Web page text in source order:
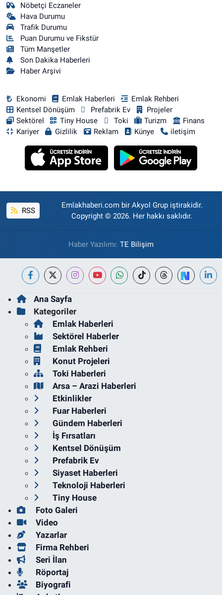
Nöbetçi Eczaneler
Hava Durumu
Trafik Durumu
Puan Durumu ve Fikstür
Tüm Manşetler
Son Dakika Haberleri
Haber Arşivi
Ekonomi Emlak Haberleri
Emlak Rehberi
Kentsel Dönüşüm
Prefabrik Ev
Projeler
Sektörel
Tiny House Toki Turizm
Finans
Kariyer
Gizlilik Reklam Künye iletişim
RSS
Emlakhaberi.com bir Akyol Grup iştirakidir.
Copyright © 2026. Her hakkı saklıdır.
Haber Yazılımı: TE Bilişim
Ana Sayfa
Kategoriler
Emlak Haberleri
Sektörel Haberler
Emlak Rehberi
Konut Projeleri
Toki Haberleri
Arsa – Arazi Haberleri
Etkinlikler
Fuar Haberleri
Gündem Haberleri
İş Fırsatları
Kentsel Dönüşüm
Prefabrik Ev
Siyaset Haberleri
Teknoloji Haberleri
Tiny House
Foto Galeri
Video
Yazarlar
Firma Rehberi
Seri İlan
Röportaj
Biyografi